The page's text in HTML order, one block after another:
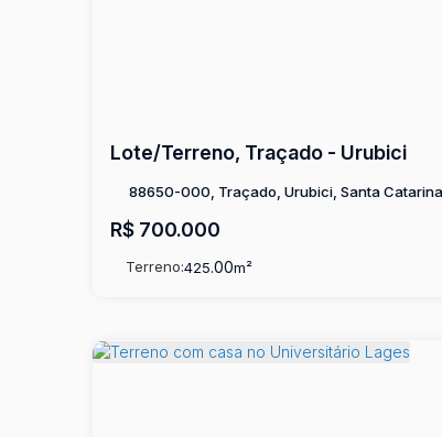
Lote/Terreno, Traçado - Urubici
R$ 700.000
88650-000, Traçado, Urubici, Santa
Terreno:425.00m²